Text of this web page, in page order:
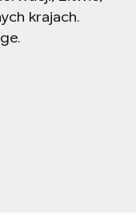
krajach.